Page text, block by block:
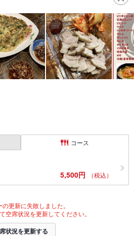
コース
5,500円 （税込）
更新に失敗しました。
空席状況を更新してください。
状況を更新する